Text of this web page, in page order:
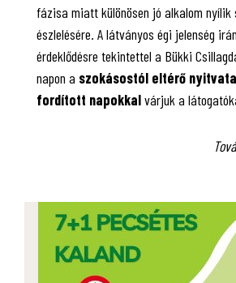
fázisa miatt különösen jó alkalom nyílik
észlelésére. A látványos égi jelenség
érdeklődésre tekintettel a Bükki
napon a szokásostól eltérő
fordított napokkalvárjuk a